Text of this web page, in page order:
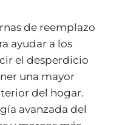
de reemplazo
ayudar a los
el desperdicio
una mayor
del hogar.
avanzada del